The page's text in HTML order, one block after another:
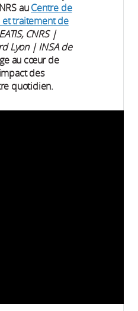
auCentre de
traitement de
CNRS |
Lyon | INSA de
au cœur de
des
quotidien.